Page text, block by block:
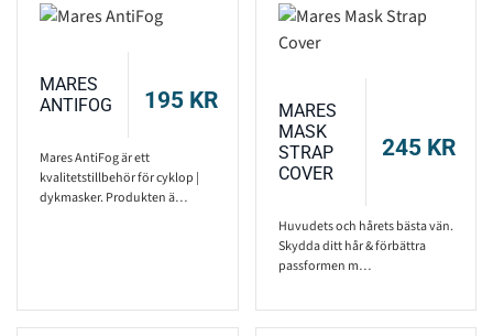
MARES
ANTIFOG
195 KR
Mares AntiFog är ett
kvalitetstillbehör för cyklop |
dykmasker. Produkten ä…
MARES
MASK
STRAP
COVER
245 KR
Huvudets och hårets bästa vän.
Skydda ditt hår & förbättra
passformen m…